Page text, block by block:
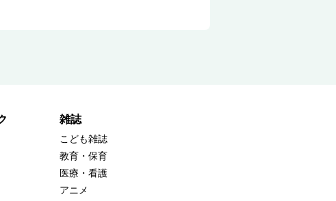
雑誌
こども雑誌
教育・保育
医療・看護
アニメ